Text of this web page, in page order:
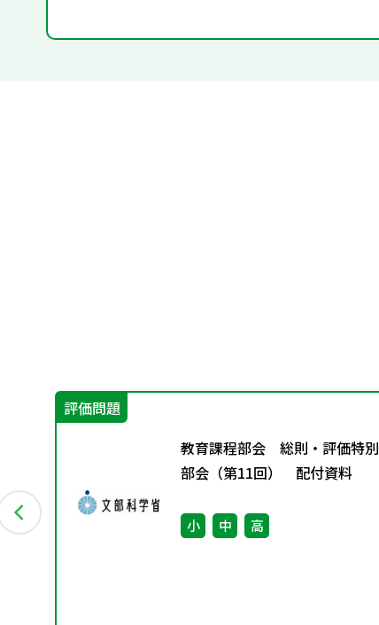
評価問題
教育課程部会 総則・評価特別
部会（第11回） 配付資料
小 中 高